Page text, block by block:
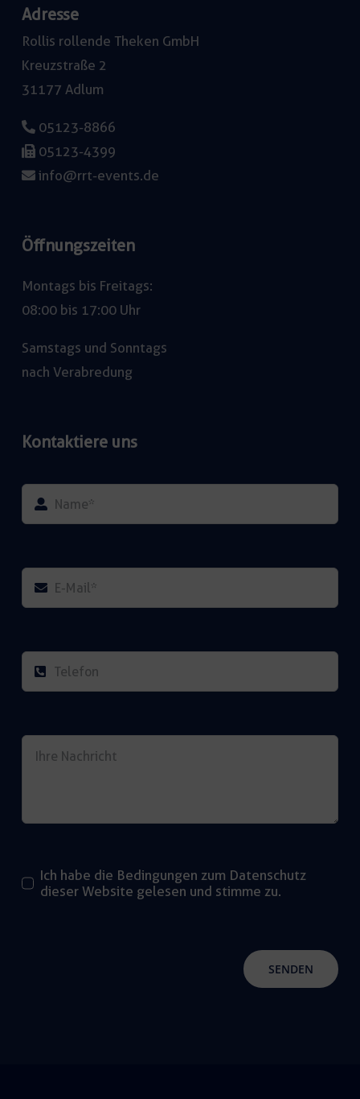
Adresse
Rollis rollende Theken GmbH
Kreuzstraße 2
31177 Adlum
05123-8866
05123-4399
info@rrt-events.de
Öffnungszeiten
Montags bis Freitags:
08:00 bis 17:00 Uhr
Samstags und Sonntags
nach Verabredung
Kontaktiere uns
Ich habe die Bedingungen zum Datenschutz
dieser Website gelesen und stimme zu.
SENDEN